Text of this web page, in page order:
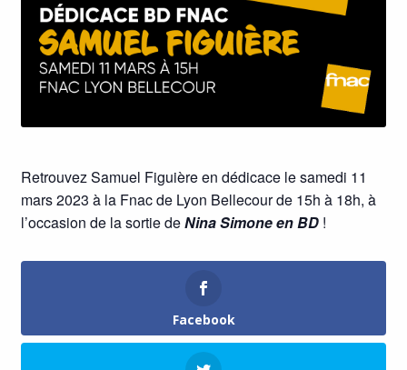
Retrouvez Samuel Figuière en dédicace le samedi 11
mars 2023 à la Fnac de Lyon Bellecour de 15h à 18h, à
l’occasion de la sortie deNina Simone en BD!
Facebook